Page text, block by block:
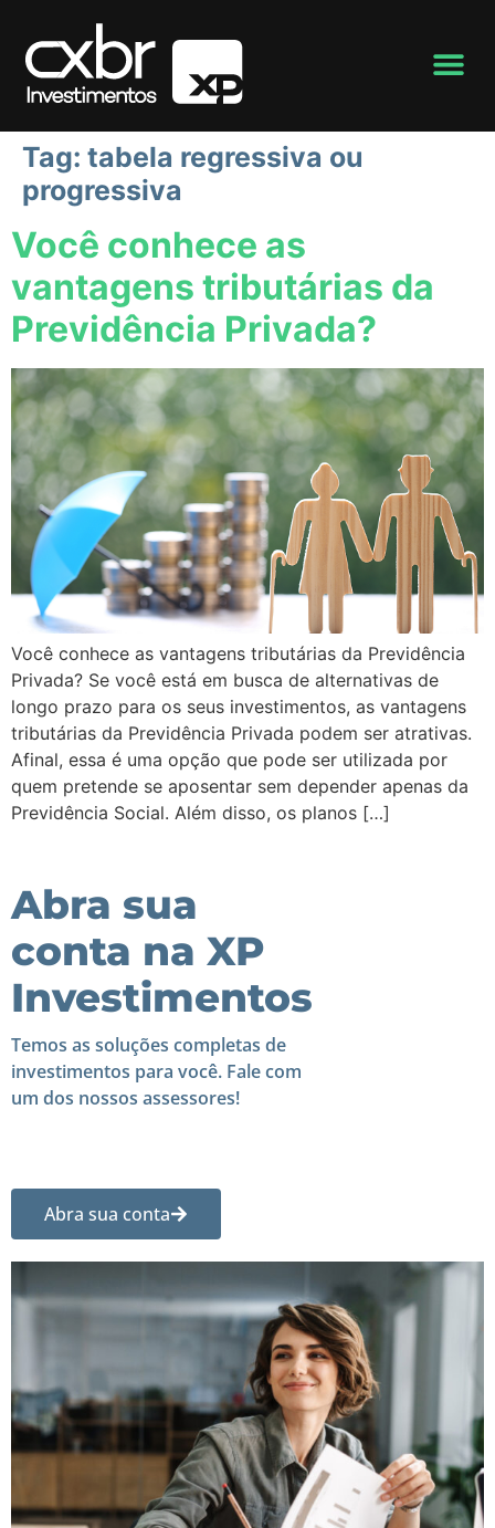
Tag: tabela regressiva ou
progressiva
Você conhece as
vantagens tributárias da
Previdência Privada?
Você conhece as vantagens tributárias da Previdência
Privada? Se você está em busca de alternativas de
longo prazo para os seus investimentos, as vantagens
tributárias da Previdência Privada podem ser atrativas.
Afinal, essa é uma opção que pode ser utilizada por
quem pretende se aposentar sem depender apenas da
Previdência Social. Além disso, os planos […]
Abra sua
conta na XP
Investimentos
Temos as soluções completas de
investimentos para você. Fale com
um dos nossos assessores!
Abra sua conta